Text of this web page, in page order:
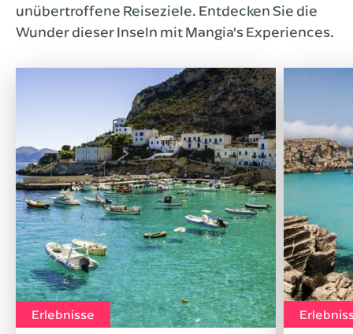
unübertroffene Reiseziele. Entdecken Sie die
Wunder dieser Inseln mit Mangia's Experiences.
Erlebnisse